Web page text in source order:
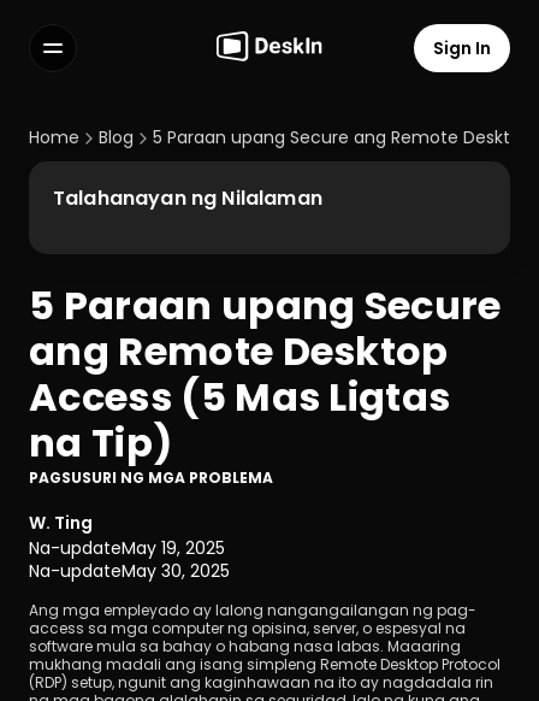
FAQs
Select Language
Terms of Service
Privacy Policy
Sign In
Home Blog 5 Paraan upang Secure ang Remote
5 Paraan upang Secure
ang Remote Desktop
Access (5 Mas Ligtas
na Tip)
PAGSUSURI NG MGA PROBLEMA
W. Ting
Na-updateMay 19, 2025
Na-updateMay 30, 2025
Ang mga empleyado ay lalong nangangailangan ng pag-
access sa mga computer ng opisina, server, o espesyal na
software mula sa bahay o habang nasa labas. Maaaring
mukhang madali ang isang simpleng Remote Desktop Protocol
(RDP) setup, ngunit ang kaginhawaan na ito ay nagdadala rin
Talahanayan ng Nilalaman